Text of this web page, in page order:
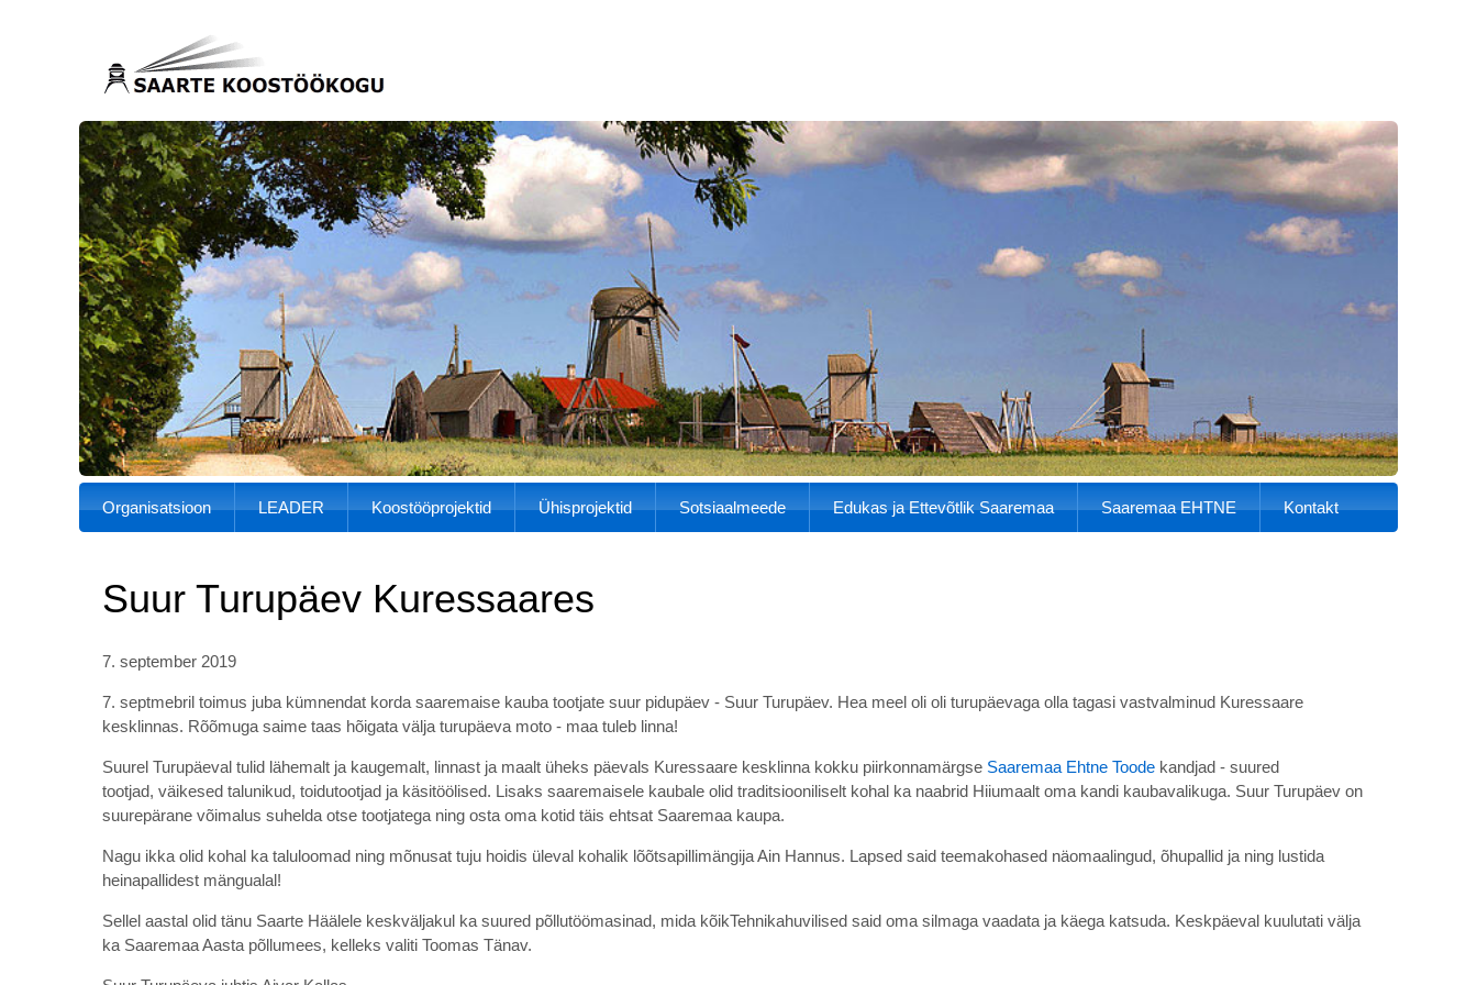
Organisatsioon LEADER Koostööprojektid Ühisprojektid Sotsiaalmeede Edukas ja Ettevõtlik Saaremaa Saaremaa EHTNE Kontakt
Suur Turupäev Kuressaares
7. september 2019
7. septmebril toimus juba kümnendat korda saaremaise kauba tootjate suur pidupäev - Suur Turupäev. Hea meel oli oli turupäevaga olla tagasi vastvalminud Kuressaare
kesklinnas. Rõõmuga saime taas hõigata välja turupäeva moto - maa tuleb linna!
Suurel Turupäeval tulid lähemalt ja kaugemalt, linnast ja maalt üheks päevals Kuressaare kesklinna kokku piirkonnamärgse Saaremaa Ehtne Toode kandjad - suured
tootjad, väikesed talunikud, toidutootjad ja käsitöölised. Lisaks saaremaisele kaubale olid traditsiooniliselt kohal ka naabrid Hiiumaalt oma kandi kaubavalikuga. Suur Turupäev on
suurepärane võimalus suhelda otse tootjatega ning osta oma kotid täis ehtsat Saaremaa kaupa.
Nagu ikka olid kohal ka taluloomad ning mõnusat tuju hoidis üleval kohalik lõõtsapillimängija Ain Hannus. Lapsed said teemakohased näomaalingud, õhupallid ja ning lustida
heinapallidest mängualal!
Sellel aastal olid tänu Saarte Häälele keskväljakul ka suured põllutöömasinad, mida kõikTehnikahuvilised said oma silmaga vaadata ja käega katsuda. Keskpäeval kuulutati välja
ka Saaremaa Aasta põllumees, kelleks valiti Toomas Tänav.